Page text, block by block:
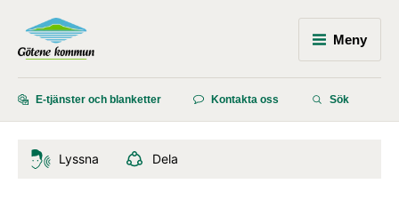
Meny
E-tjänster och blanketter Kontakta oss Sök
Lyssna Dela